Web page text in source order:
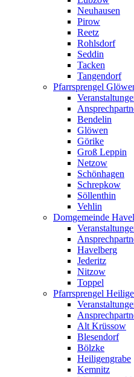
Neuhausen
Pirow
Reetz
Rohlsdorf
Seddin
Tacken
Tangendorf
Pfarrsprengel
Bendelin
Glöwen
Görike
Groß Leppin
Netzow
Schönhagen
Schrepkow
Söllenthin
Vehlin
Domgemeinde
Havelberg
Jederitz
Nitzow
Toppel
Pfarrsprengel
Alt Krüssow
Blesendorf
Bölzke
Heiligengrabe
Kemnitz